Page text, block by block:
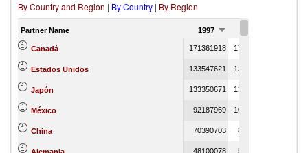
By Country and Region | By Country | By Region
Partner Name 1997
Canadá 171361918 177916422
Estados Unidos 133547621 137306128
Japón 133350671 134527174
México 92187969 101249071
China 70390703 80257328
48100078 55409343